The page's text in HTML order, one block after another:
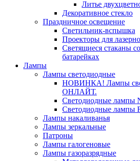
Литье
Декоративное стекло
Праздничное освещение
Светильник-вспышка
Проекторы для
Светящиеся стаканы
батарейках
Лампы
Лампы светодиодные
НОВИНКА! Лампы
ОНЛАЙТ.
Светодиодные лампы
Светодиодные лампы
Лампы накаливанья
Лампы зеркальные
Патроны
Лампы галогеновые
Лампы газоразрядные